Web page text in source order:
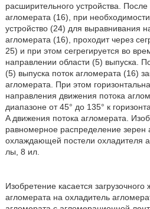
расширительного устройства.
агломерата (16), при
устройство (24) для выравнивания
агломерата (16), проходит через
25) и при этом сегрегируется во
направлении области (5) выпуска.
(5) выпуска поток агломерата (16)
агломерата. При этом
направления движения потока
диапазоне от 45° до 135° к
A движения потока агломерата.
равномерное распределение
охлаждающей постели охладителя
лы, 8 ил.
Изобретение касается загрузочного
агломерата на охладитель